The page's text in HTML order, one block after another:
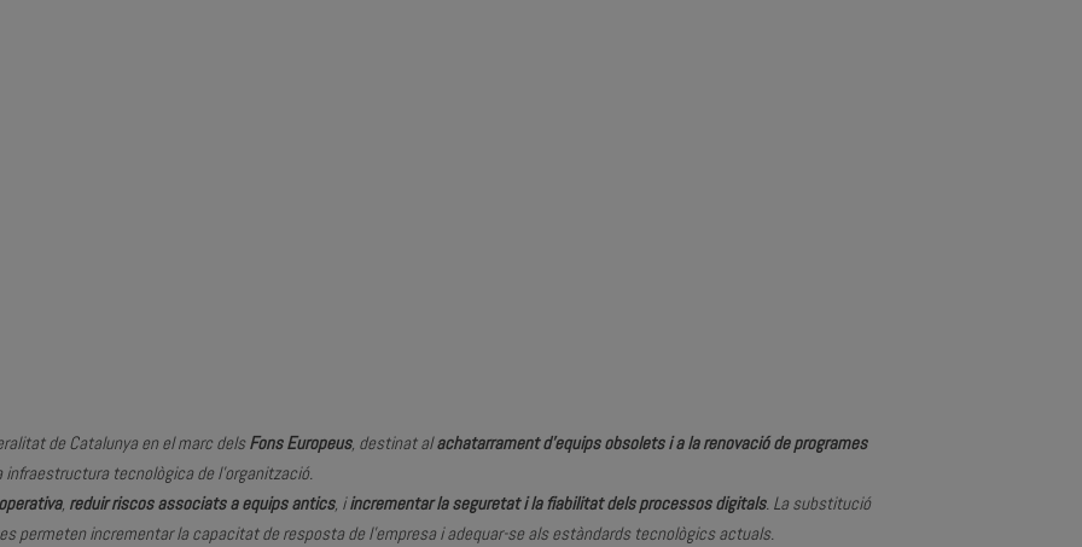
de Catalunya en el marc delsFons Europeus, destinat alachatarrament d’equips obsolets i a la renovació de programes
tecnològica de l’organització.
, reduir riscos associats a equips antics, iincrementar la seguretat i la fiabilitat dels processos digitals. La substitució
permeten incrementar la capacitat de resposta de l’empresa i adequar-se als estàndards tecnològics actuals.